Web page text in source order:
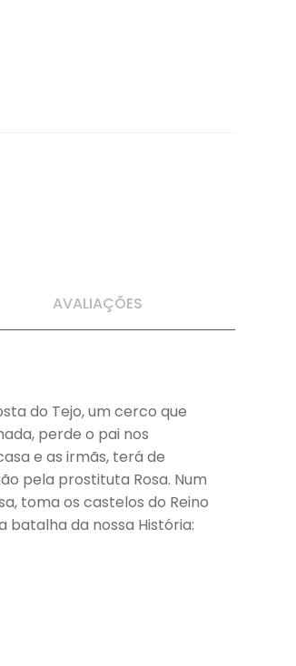
AVALIAÇÕES
do Tejo, um cerco que
perde o pai nos
e as irmãs, terá de
pela prostituta Rosa. Num
toma os castelos do Reino
batalha da nossa História: